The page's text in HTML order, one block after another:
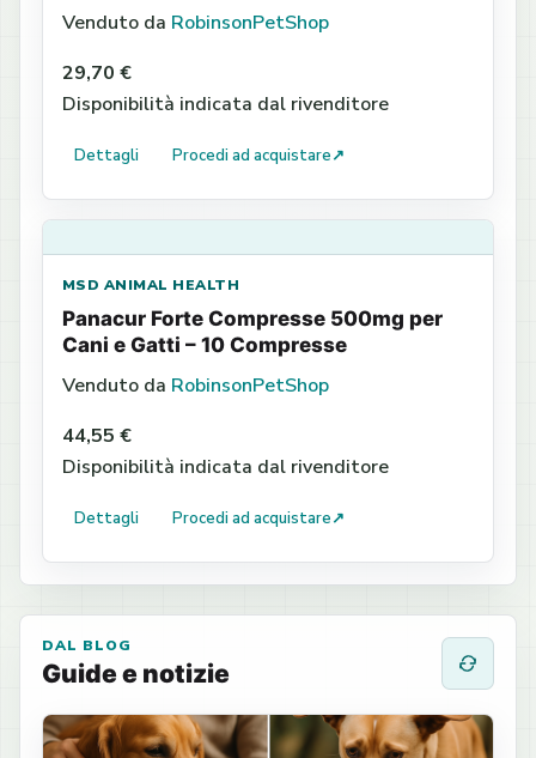
Venduto da RobinsonPetShop
29,70 €
Disponibilità indicata dal rivenditore
Dettagli Procedi ad acquistare↗
MSD ANIMAL HEALTH
Panacur Forte Compresse 500mg per
Cani e Gatti – 10 Compresse
Venduto da RobinsonPetShop
44,55 €
Disponibilità indicata dal rivenditore
Dettagli Procedi ad acquistare↗
DAL BLOG
Guide e notizie